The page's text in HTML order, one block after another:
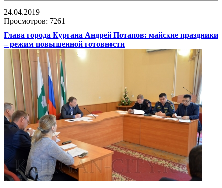
24.04.2019
Просмотров: 7261
Глава города Кургана Андрей Потапов: майские праздники
– режим повышенной готовности